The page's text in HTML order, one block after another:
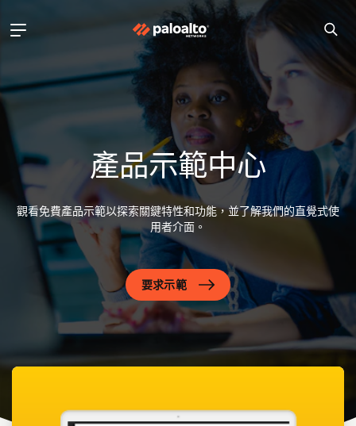
產品示範中心
觀看免費產品示範以探索關鍵特性和功能，並了解我們的直覺式使
用者介面。
要求示範